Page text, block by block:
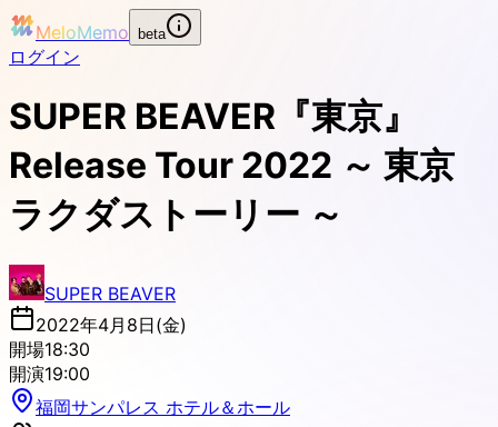
MeloMemo beta
ログイン
SUPER BEAVER『東京』
Release Tour 2022 ～ 東京
ラクダストーリー ～
SUPER BEAVER
2022年4月8日(金)
開場18:30
開演19:00
福岡サンパレス ホテル＆ホール